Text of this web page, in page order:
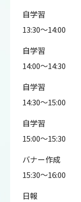
自学習
13:30～14:00
自学習
14:00～14:30
自学習
14:30～15:00
自学習
15:00～15:30
バナー作成
15:30～16:00
日報